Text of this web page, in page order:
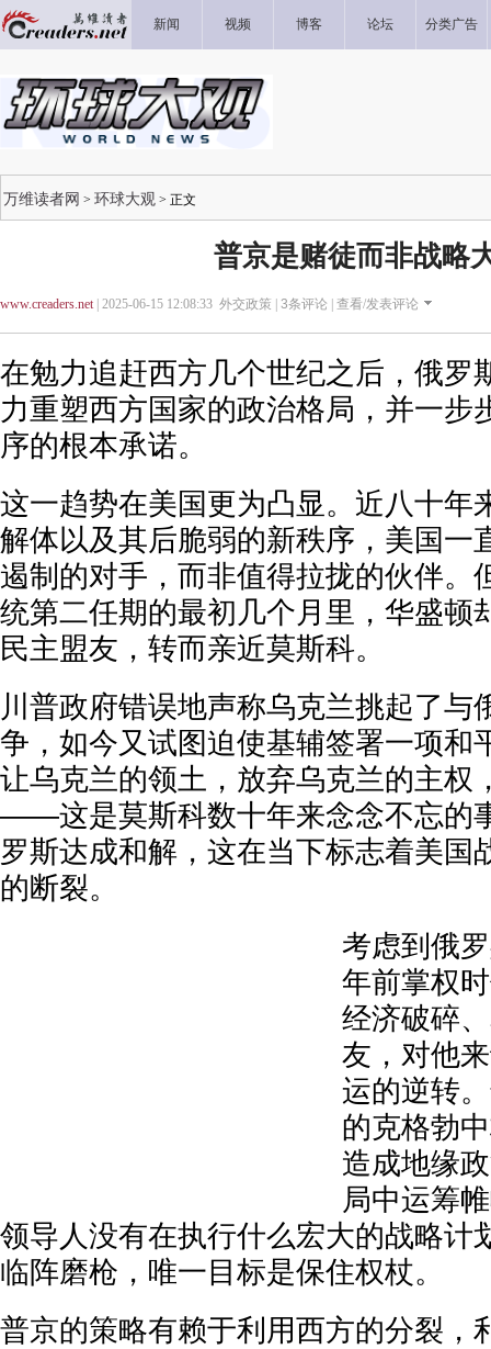
新闻 视频 博客 论坛 分类广告
万维读者网 > 环球大观 > 正文
普京是赌徒而非战略
www.creaders.net| 2025-06-15 12:08:33 外交政策 | 3条评论 | 查看/发表评论
在勉力追赶西方几个世纪之后，俄罗
力重塑西方国家的政治格局，并一步
序的根本承诺。
这一趋势在美国更为凸显。近八十年
解体以及其后脆弱的新秩序，美国一
遏制的对手，而非值得拉拢的伙伴。
统第二任期的最初几个月里，华盛顿
民主盟友，转而亲近莫斯科。
川普政府错误地声称乌克兰挑起了与
争，如今又试图迫使基辅签署一项和
让乌克兰的领土，放弃乌克兰的主权
——这是莫斯科数十年来念念不忘的
罗斯达成和解，这在当下标志着美国
的断裂。
考虑到俄
年前掌权
经济破碎
友，对他
运的逆转
的克格勃
造成地缘
局中运筹
领导人没有在执行什么宏大的战略计
临阵磨枪，唯一目标是保住权杖。
普京的策略有赖于利用西方的分裂，